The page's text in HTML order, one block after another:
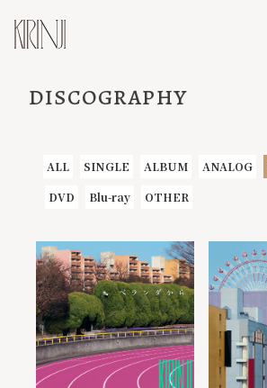
DISCOGRAPHY
ALL SINGLE ALBUM ANALOG
DVD
Blu-ray OTHER